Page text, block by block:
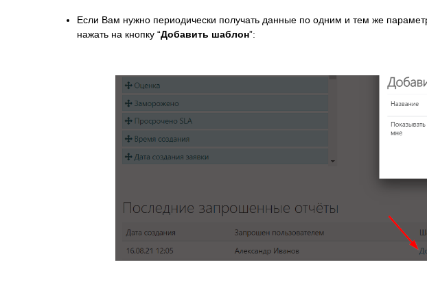
Если Вам нужно периодически получать данные по одним и тем же
нажать на кнопку “Добавить шаблон”: